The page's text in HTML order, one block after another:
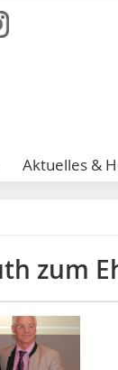
Aktuelles &
zum